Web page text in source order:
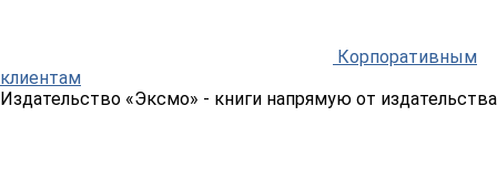
Корпоративным
клиентам
Издательство «Эксмо» - книги напрямую от издательства